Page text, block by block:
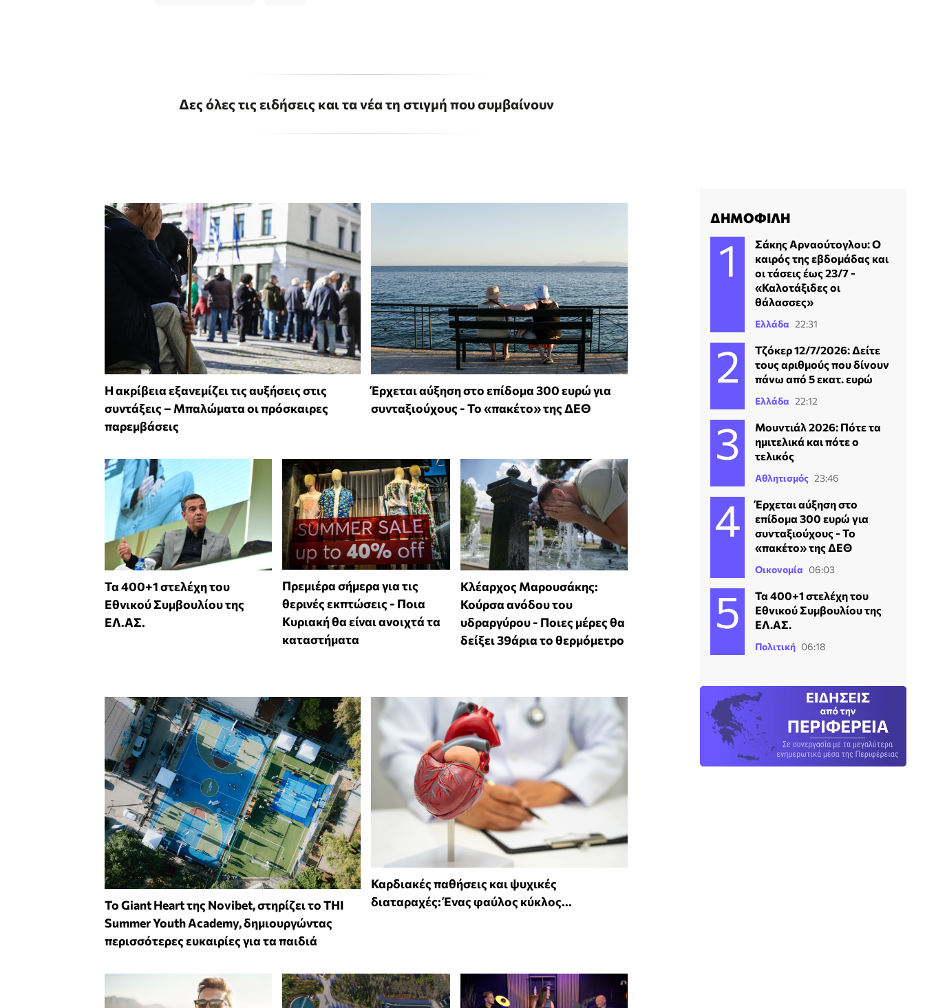
Δες όλες τις ειδήσεις και τα νέα τη στιγμή που συμβαίνουν
Η ακρίβεια εξανεμίζει τις αυξήσεις στις
συντάξεις – Μπαλώματα οι πρόσκαιρες
παρεμβάσεις
Έρχεται αύξηση στο επίδομα 300 ευρώ για
συνταξιούχους - Το «πακέτο» της ΔΕΘ
Τα 400+1 στελέχη του
Εθνικού Συμβουλίου της
ΕΛ.ΑΣ.
Πρεμιέρα σήμερα για τις
θερινές εκπτώσεις - Ποια
Κυριακή θα είναι ανοιχτά τα
καταστήματα
Κλέαρχος Μαρουσάκης:
Κούρσα ανόδου του
υδραργύρου - Ποιες μέρες θα
δείξει 39άρια το θερμόμετρο
To Giant Heart της Novibet, στηρίζει το THI
Summer Youth Academy, δημιουργώντας
περισσότερες ευκαιρίες για τα παιδιά
Καρδιακές παθήσεις και ψυχικές
διαταραχές: Ένας φαύλος κύκλος...
ΔΗΜΟΦΙΛΗ
Σάκης Αρναούτογλου: Ο
καιρός της εβδομάδας και
οι τάσεις έως 23/7 -
«Καλοτάξιδες οι
θάλασσες»
Ελλάδα 22:31
Τζόκερ 12/7/2026: Δείτε
τους αριθμούς που δίνουν
πάνω από 5 εκατ. ευρώ
Ελλάδα 22:12
Μουντιάλ 2026: Πότε τα
ημιτελικά και πότε ο
τελικός
Αθλητισμός 23:46
Έρχεται αύξηση στο
επίδομα 300 ευρώ για
συνταξιούχους - Το
«πακέτο» της ΔΕΘ
Οικονομία 06:03
Τα 400+1 στελέχη του
Εθνικού Συμβουλίου της
ΕΛ.ΑΣ.
Πολιτική 06:18